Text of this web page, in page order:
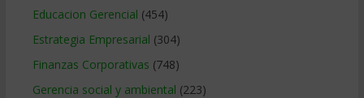
Educacion Gerencial (454)
Estrategia Empresarial (304)
Finanzas Corporativas (748)
Gerencia social y ambiental (223)